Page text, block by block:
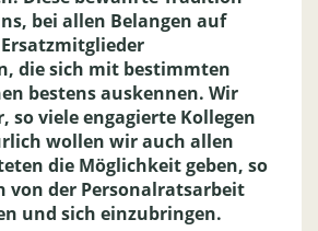
bei allen Belangen auf
die sich mit bestimmten
bestens auskennen. Wir
so viele engagierte Kollegen
wollen wir auch allen
die Möglichkeit geben, so
von der Personalratsarbeit
und sich einzubringen.